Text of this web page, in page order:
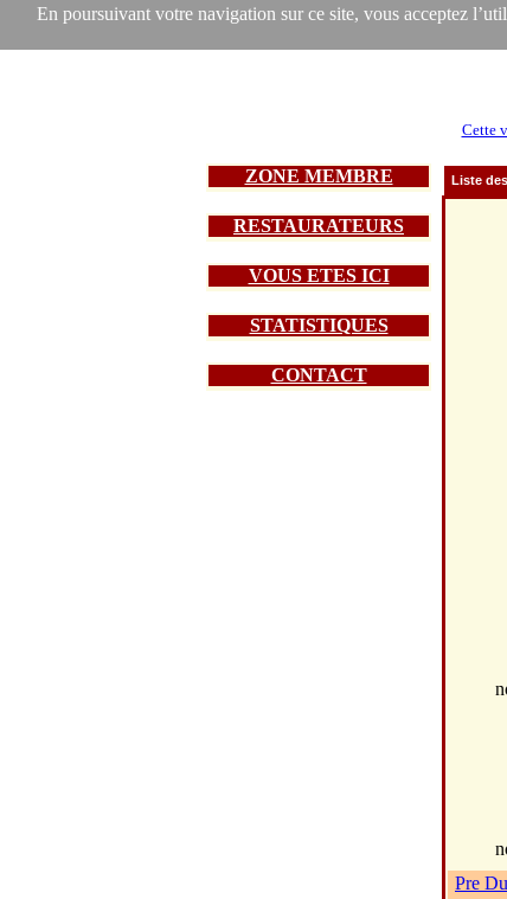
En poursuivant votre navigation sur ce site, vous acceptez
Cette
ZONE MEMBRE
RESTAURATEURS
VOUS ETES ICI
STATISTIQUES
CONTACT
Liste
Pre